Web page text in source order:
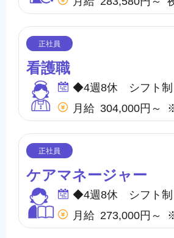
看護職
ケアマネージャー